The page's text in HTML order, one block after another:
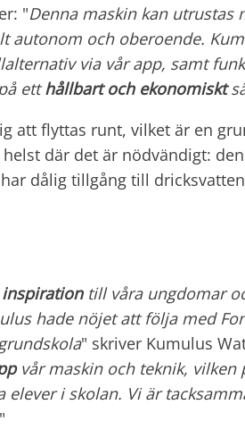
"Denna maskin kan utrustas
autonom och oberoende.
via vår app, samt
etthållbart och ekonomiskt
att flyttas runt, vilket är en
där det är nödvändigt:
dålig tillgång till
till våra ungdomar
hade nöjet att följa med
" skriver Kumulus
vår maskin och teknik, vilken
i skolan. Vi är
"